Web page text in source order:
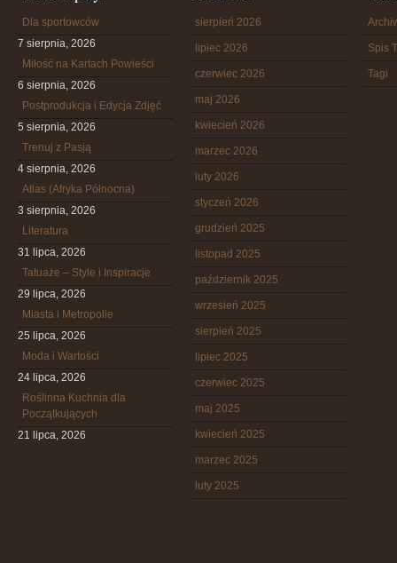
Dla sportowców
7 sierpnia, 2026
Miłość na Kartach Powieści
6 sierpnia, 2026
Postprodukcja i Edycja Zdjęć
5 sierpnia, 2026
Trenuj z Pasją
4 sierpnia, 2026
Atlas (Afryka Północna)
3 sierpnia, 2026
Literatura
31 lipca, 2026
Tatuaże – Style i Inspiracje
29 lipca, 2026
Miasta i Metropolie
25 lipca, 2026
Moda i Wartości
24 lipca, 2026
Roślinna Kuchnia dla
Początkujących
21 lipca, 2026
sierpień 2026
lipiec 2026
czerwiec 2026
maj 2026
kwiecień 2026
marzec 2026
luty 2026
styczeń 2026
grudzień 2025
listopad 2025
październik 2025
wrzesień 2025
sierpień 2025
lipiec 2025
czerwiec 2025
maj 2025
kwiecień 2025
marzec 2025
luty 2025
Spis
Tagi